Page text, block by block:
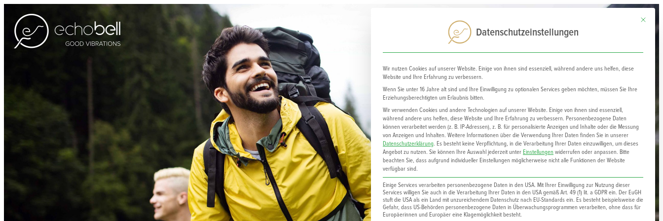
Mit
Datenschutzeinstellungen
Wir nutzen Cookies auf unserer Website. Einige von ihnen sind essenziell, während andere uns helfen, diese
Website und Ihre Erfahrung zu verbessern.
Wenn Sie unter 16 Jahre alt sind und Ihre Einwilligung zu optionalen Services geben möchten, müssen Sie Ihre
Erziehungsberechtigten um Erlaubnis bitten.
Wir verwenden Cookies und andere Technologien auf unserer Website. Einige von ihnen sind essenziell,
während andere uns helfen, diese Website und Ihre Erfahrung zu verbessern. Personenbezogene Daten
können verarbeitet werden (z. B. IP-Adressen), z. B. für personalisierte Anzeigen und Inhalte oder die Messung
von Anzeigen und Inhalten. Weitere Informationen über die Verwendung Ihrer Daten finden Sie in unserer
Datenschutzerklärung. Es besteht keine Verpflichtung, in die Verarbeitung Ihrer Daten einzuwilligen, um dieses
Angebot zu nutzen. Sie können Ihre Auswahl jederzeit unter Einstellungen widerrufen oder anpassen. Bitte
beachten Sie, dass aufgrund individueller Einstellungen möglicherweise nicht alle Funktionen der Website
verfügbar sind.
Einige Services verarbeiten personenbezogene Daten in den USA. Mit Ihrer Einwilligung zur Nutzung dieser
Services willigen Sie auch in die Verarbeitung Ihrer Daten in den USA gemäß Art. 49 (1) lit. a GDPR ein. Der EuGH
stuft die USA als ein Land mit unzureichendem Datenschutz nach EU-Standards ein. Es besteht beispielsweise die
Gefahr, dass US-Behörden personenbezogene Daten in Überwachungsprogrammen verarbeiten, ohne dass für
Europäerinnen und Europäer eine Klagemöglichkeit besteht.